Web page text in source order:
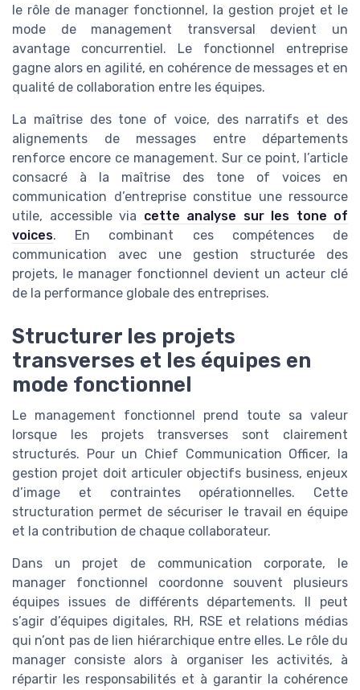
le rôle de manager fonctionnel, la gestion projet et le
mode de management transversal devient un
avantage concurrentiel. Le fonctionnel entreprise
gagne alors en agilité, en cohérence de messages et en
qualité de collaboration entre les équipes.
La maîtrise des tone of voice, des narratifs et des
alignements de messages entre départements
renforce encore ce management. Sur ce point, l’article
consacré à la maîtrise des tone of voices en
communication d’entreprise constitue une ressource
utile, accessible via cette analyse sur les tone of
voices. En combinant ces compétences de
communication avec une gestion structurée des
projets, le manager fonctionnel devient un acteur clé
de la performance globale des entreprises.
Structurer les projets
transverses et les équipes en
mode fonctionnel
Le management fonctionnel prend toute sa valeur
lorsque les projets transverses sont clairement
structurés. Pour un Chief Communication Officer, la
gestion projet doit articuler objectifs business, enjeux
d’image et contraintes opérationnelles. Cette
structuration permet de sécuriser le travail en équipe
et la contribution de chaque collaborateur.
Dans un projet de communication corporate, le
manager fonctionnel coordonne souvent plusieurs
équipes issues de différents départements. Il peut
s’agir d’équipes digitales, RH, RSE et relations médias
qui n’ont pas de lien hiérarchique entre elles. Le rôle du
manager consiste alors à organiser les activités, à
répartir les responsabilités et à garantir la cohérence